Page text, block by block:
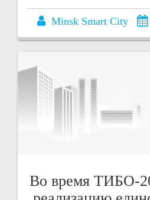
Minsk Smart City
Во время ТИБО-